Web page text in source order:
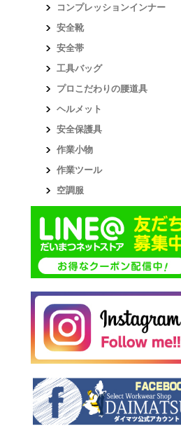
コンプレッションインナー
安全靴
安全帯
工具バッグ
プロこだわりの腰道具
ヘルメット
安全保護具
作業小物
作業ツール
空調服